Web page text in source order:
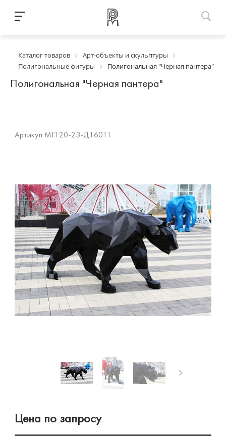
Каталог товаров
Арт-объекты и скульптуры
Полигональные фигуры
Полигональная "Черная пантера"
Полигональная "Черная пантера"
Артикул МП 20-23-Д160Т1
Цена по запросу